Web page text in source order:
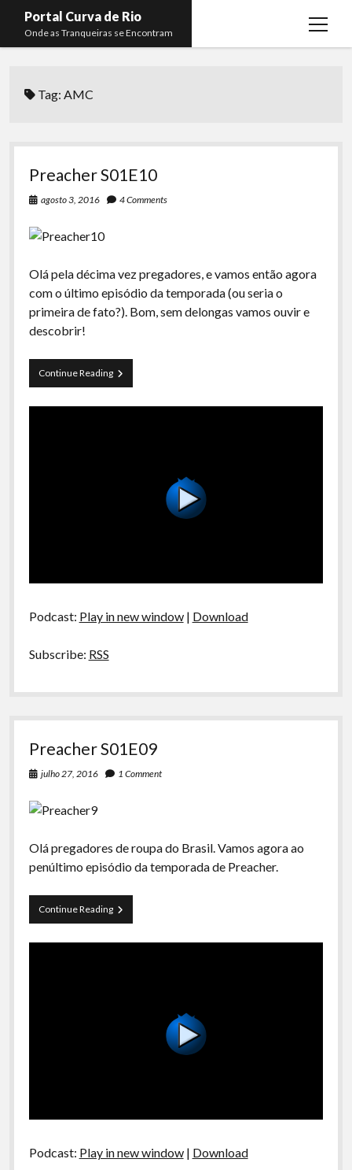
Portal Curva de Rio
Onde as Tranqueiras se Encontram
open
menu
Curva de Rio
Boca do Lixo
Rachão na Beira do RIo
Arquivo CDR
Papo Tranqueira
A Ripa É a Lei
Especiais
Membros
Rafael Almeida
Tag:AMC
Preacher S01E10
agosto 3, 2016 4 Comments
Olá pela décima vez pregadores, e vamos então agora
com o último episódio da temporada (ou seria o
primeira de fato?). Bom, sem delongas vamos ouvir e
descobrir!
Continue ReadingPreacher
S01E10
Podcast: Play in new window| Download
Subscribe: RSS
Preacher S01E09
julho 27, 2016 1 Comment
Olá pregadores de roupa do Brasil. Vamos agora ao
penúltimo episódio da temporada de Preacher.
Continue ReadingPreacher
S01E09
Podcast: Play in new window| Download